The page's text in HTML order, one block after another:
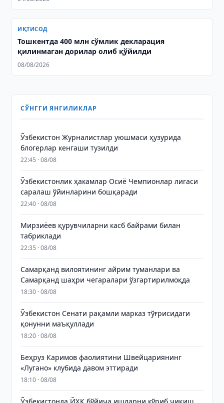
ИҚТИСОД
Тошкентда 400 млн сўмлик декларация
қилинмаган дорилар олиб қўйилди
08/08/2026
СЎНГГИ ЯНГИЛИКЛАР
Ўзбекистон Журналистлар уюшмаси ҳузурида
блогерлар кенгаши тузилди
22:45 · 08/08
Ўзбекистонлик ҳакамлар Осиё Чемпионлар лигаси
саралаш ўйинларини бошқаради
22:40 · 08/08
Мирзиёев қурувчиларни касб байрами билан
табриклади
22:35 · 08/08
Самарқанд вилоятининг айрим туманлари ва
Самарқанд шаҳри чегаралари ўзгартирилмоқда
18:30 · 08/08
Ўзбекистон Сенати рақамли марказ тўғрисидаги
қонунни маъқуллади
18:20 · 08/08
Беҳруз Каримов фаолиятини Швейцариянинг
«Лугано» клубида давом эттиради
18:10 · 08/08